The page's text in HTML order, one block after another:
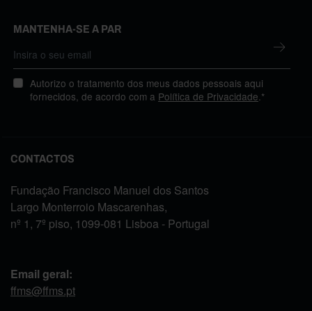
MANTENHA-SE A PAR
Autorizo o tratamento dos meus dados pessoais aqui
fornecidos, de acordo com a Política de Privacidade .*
CONTACTOS
Fundação Francisco Manuel dos Santos
Largo Monterroio Mascarenhas,
nº 1, 7º piso, 1099-081 Lisboa - Portugal
Email geral:
ffms@ffms.pt